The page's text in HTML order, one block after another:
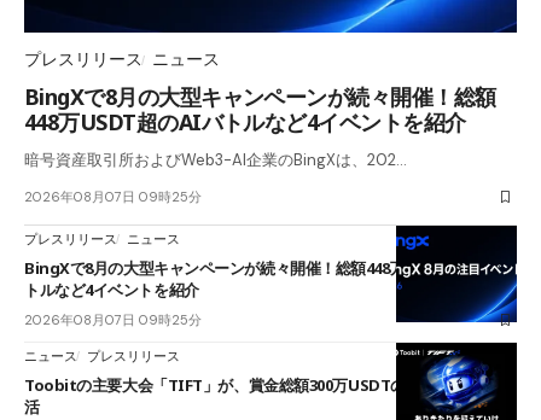
プレスリリース ニュース
BingXで8月の大型キャンペーンが続々開催！総額
448万USDT超のAIバトルなど4イベントを紹介
暗号資産取引所およびWeb3-AI企業のBingXは、202…
2026年08月07日 09時25分
プレスリリース ニュース
BingXで8月の大型キャンペーンが続々開催！総額448万USDT超のAIバ
トルなど4イベントを紹介
2026年08月07日 09時25分
ニュース プレスリリース
Toobitの主要大会「TIFT」が、賞金総額300万USDTのレースとして復
活